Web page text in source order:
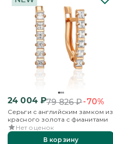
24 004₽79 826₽-70%
Серьги с английским замком из
красного золота с фианитами
Нет оценок
В корзину